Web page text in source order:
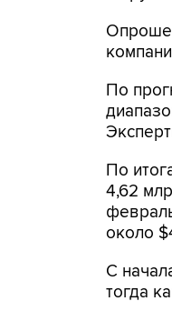
По
По
4,62
около
С
тогда